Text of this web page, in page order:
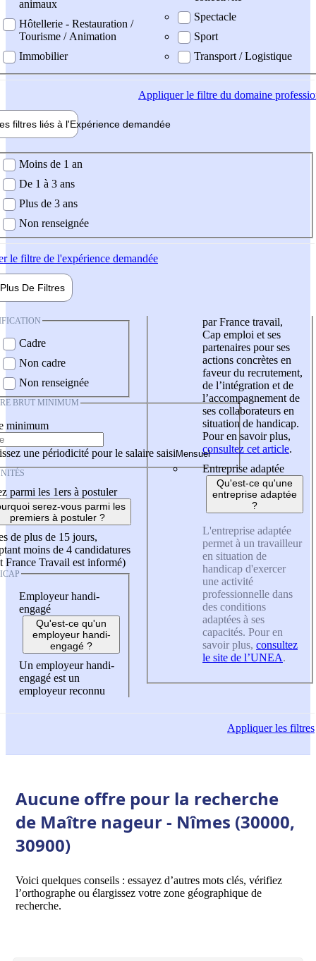
animaux
Hôtellerie - Restauration /
Tourisme / Animation
Immobilier
Spectacle
Sport
Transport / Logistique
Appliquerle filtre du domaine
filtres liés à l'Expérience demandée
demandée
Moins de 1 an
De 1 à 3 ans
Plus de 3 ans
Non renseignée
le filtre de l'expérience demandée
Plus De Filtres
Cadre
Non cadre
Non renseignée
BRUT MINIMUM
minimum
une périodicité pour le salaire saisi
parmi les 1ers à postuler
serez-vous parmi les
premiers à postuler ?
de plus de 15 jours,
moins de 4 candidatures
France Travail est informé)
Employeur handi-
engagé
Qu'est-ce qu'un
employeur handi-
engagé ?
Un employeur handi-
engagé est un
employeur reconnu
par France travail,
Cap emploi et ses
partenaires pour ses
actions concrètes en
faveur du recrutement,
de l’intégration et de
l’accompagnement de
ses collaborateurs en
situation de handicap.
Pour en savoir plus,
consultez cet article.
Entreprise adaptée
Qu'est-ce qu'une
entreprise adaptée
?
L'entreprise adaptée
permet à un travailleur
en situation de
handicap d'exercer
une activité
professionnelle dans
des conditions
adaptées à ses
capacités. Pour en
savoir plus, consultez
le site de l’UNEA.
Appliquerles filtres
Aucune offre pour la recherche
de Maître nageur - Nîmes (30000,
30900)
Voici quelques conseils : essayez d’autres mots clés, vérifiez
l’orthographe ou élargissez votre zone géographique de
recherche.